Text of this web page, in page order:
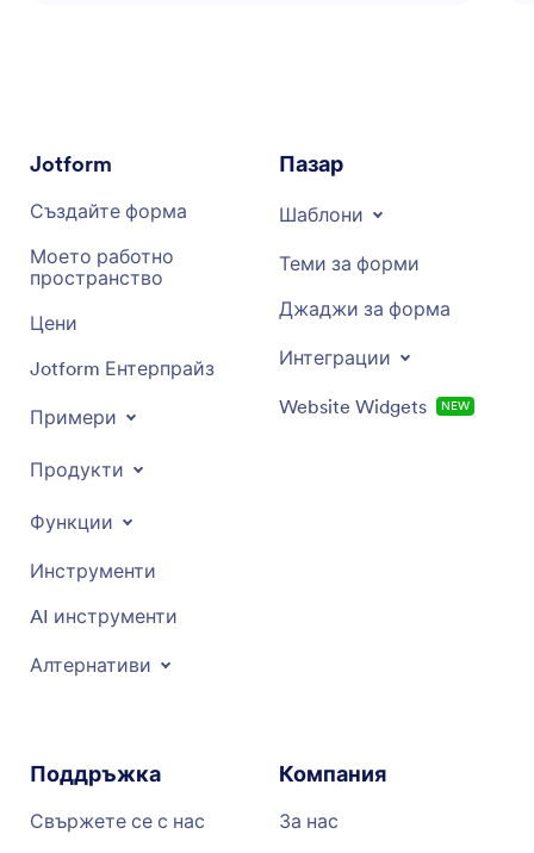
дали търсите съвети за изготвяне на
предложения, използване на софтуер за
набиране на средства или проследяване на
напредъка ви в набирането на средства, този
асистент е тук, за да подкрепи вашите цели.
Jotform
Създайте форма
Моето работно
пространство
Цени
Jotform Ентерпрайз
Примери
Продукти
Функции
Инструменти
AI инструменти
Алтернативи
Пазар
Шаблони
Теми за форми
Джаджи за форма
Интеграции
Website Widgets NEW
Поддръжка
Свържете се с нас
Компания
За нас